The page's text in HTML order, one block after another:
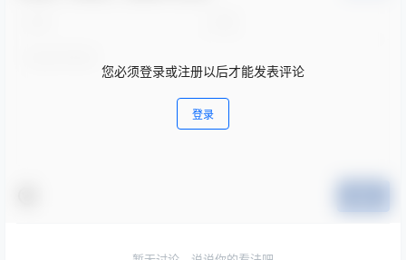
您必须登录或注册以后才能发表评论
登录